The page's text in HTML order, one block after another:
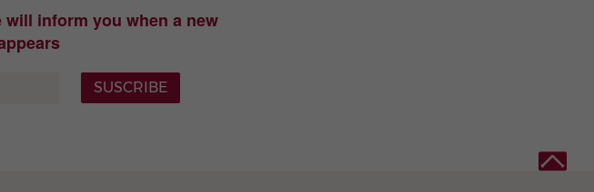
inform you when a new
SUSCRIBE